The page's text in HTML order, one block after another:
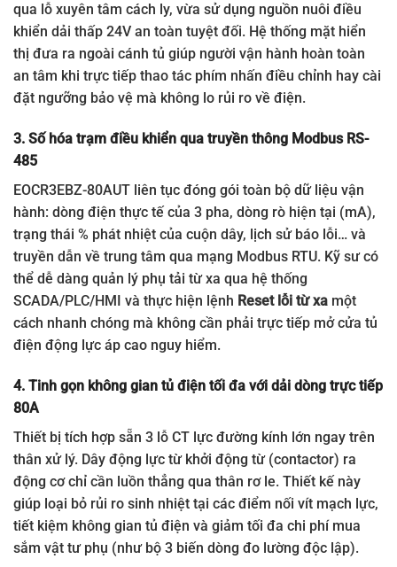
qua lỗ xuyên tâm cách ly, vừa sử dụng nguồn nuôi điều
khiển dải thấp 24V an toàn tuyệt đối. Hệ thống mặt hiển
thị đưa ra ngoài cánh tủ giúp người vận hành hoàn toàn
an tâm khi trực tiếp thao tác phím nhấn điều chỉnh hay cài
đặt ngưỡng bảo vệ mà không lo rủi ro về điện.
3. Số hóa trạm điều khiển qua truyền thông Modbus RS-
485
EOCR3EBZ-80AUT liên tục đóng gói toàn bộ dữ liệu vận
hành: dòng điện thực tế của 3 pha, dòng rò hiện tại (mA),
trạng thái % phát nhiệt của cuộn dây, lịch sử báo lỗi… và
truyền dẫn về trung tâm qua mạng Modbus RTU. Kỹ sư có
thể dễ dàng quản lý phụ tải từ xa qua hệ thống
SCADA/PLC/HMI và thực hiện lệnh Reset lỗi từ xa một
cách nhanh chóng mà không cần phải trực tiếp mở cửa tủ
điện động lực áp cao nguy hiểm.
4. Tinh gọn không gian tủ điện tối đa với dải dòng trực tiếp
80A
Thiết bị tích hợp sẵn 3 lỗ CT lực đường kính lớn ngay trên
thân xử lý. Dây động lực từ khởi động từ (contactor) ra
động cơ chỉ cần luồn thẳng qua thân rơ le. Thiết kế này
giúp loại bỏ rủi ro sinh nhiệt tại các điểm nối vít mạch lực,
tiết kiệm không gian tủ điện và giảm tối đa chi phí mua
sắm vật tư phụ (như bộ 3 biến dòng đo lường độc lập).